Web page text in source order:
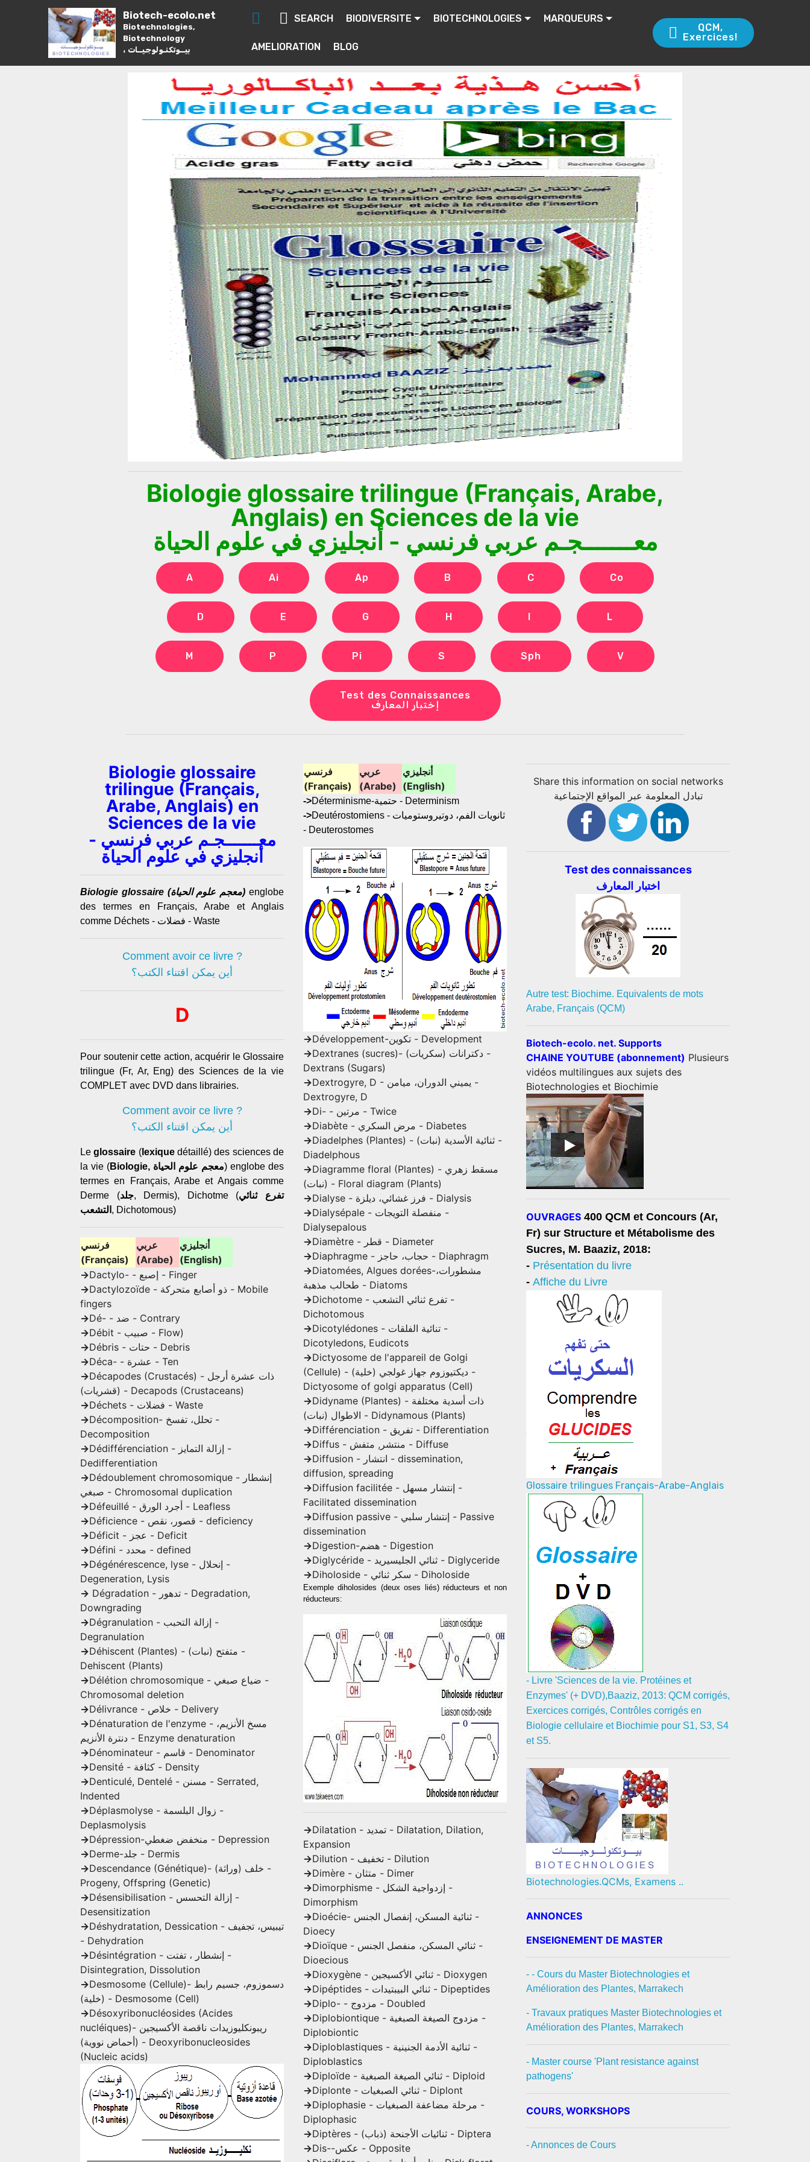
Biotech-ecolo.net
Biotechnologies,
Biotechnology
، بيــوتكنـولوجيــات
SEARCH BIODIVERSITE BIOTECHNOLOGIES MARQUEURS
AMELIORATION BLOG
QCM,
Exercices!
Biologie glossaire trilingue (Français, Arabe,
Anglais) en Sciences de la vie
معـــــــجـم عربي فرنسي - أنجليزي في علوم الحياة
A Ai Ap B C Co
D E G H L
M P Pi S Sph V
Test des Connaissances
إختبار المعارف
Biologie glossaire
trilingue (Français,
Arabe, Anglais) en
Sciences de la vie
معـــــــجـم عربي فرنسي -
أنجليزي في علوم الحياة
Biologie glossaire (معجم علوم الحياة) englobe
des termes en Français, Arabe et Anglais
comme Déchets - فضلات - Waste
Comment avoir ce livre ?
أين يمكن اقتناء الكتب؟
D
Pour soutenir cette action, acquérir le Glossaire
trilingue (Fr, Ar, Eng) des Sciences de la vie
COMPLET avec DVD dans librairies.
Comment avoir ce livre ?
أين يمكن اقتناء الكتب؟
Leglossaire (lexiquedétaillé) des sciences de
la vie (
Biologie, معجم علوم الحياة) englobe des
termes en Français, Arabe et Angais comme
Derme (جلد, Dermis), Dichotme (تفرع ثنائي
التشعب , Dichotomous)
فرنسي
(Français)
عربي
(Arabe)
أنجليزي
(English)
->
Dactylo- - إصبع - Finger
->Dactylozoïde - ذو أصابع متحركة - Mobile
fingers
->
Dé- - ضد - Contrary
->
Débit - صبيب - Flow)
->
Débris - حتات - Debris
->
Déca- - عشرة - Ten
->Décapodes (Crustacés) - ذات عشرة أرجل
(قشريات) - Decapods (Crustaceans)
->
Déchets - فضلات - Waste
->Décomposition- تحلل، تفسخ -
Decomposition
->Dédifférenciation - إزالة التمايز -
Dedifferentiation
->Dédoublement chromosomique - إنشطار
صبغي - Chromosomal duplication
->
Défeuillé - أجرد الورق - Leafless
->
Déficience - قصور، نقص - deficiency
->
Déficit - عجز - Deficit
->
Défini - محدد - defined
->Dégénérescence, lyse - إنحلال -
Degeneration, Lysis
-> Dégradation - تدهور - Degradation,
Downgrading
->Dégranulation - إزالة التحبب -
Degranulation
->Déhiscent (Plantes) - متفتح (نبات) -
Dehiscent (Plants)
->Délétion chromosomique - ضياع صبغي -
Chromosomal deletion
->
Délivrance - خلاص - Delivery
->Dénaturation de l'enzyme - مسخ الأنزيم،
دنترة الأنزيم - Enzyme denaturation
->
Dénominateur - قاسم - Denominator
->
Densité - كثافة - Density
->Denticulé, Dentelé - مسنن - Serrated,
Indented
->Déplasmolyse - زوال البلسمة -
Deplasmolysis
->
Dépression-منخفض ضغطي - Depression
->
Derme-جلد - Dermis
->Descendance (Génétique)- خلف (وراثة) -
Progeny, Offspring (Genetic)
->Désensibilisation - إزالة التحسس -
Desensitization
->Déshydratation, Dessication - تيبيس، تجفيف
- Dehydration
->Désintégration - إنشطار ، تفتت -
Disintegration, Dissolution
->Desmosome (Cellule)- دسموزوم، جسيم رابط
(خلية) - Desmosome (Cell)
->Désoxyribonucléosides (Acides
nucléiques)- ريبونكليوزيدات ناقصة الأكسيجين
(أحماض نووية) - Deoxyribonucleosides
(Nucleic acids)
فرنسي
(Français)
عربي
(Arabe)
أنجليزي
(English)
->
Déterminisme-حتمية - Determinism
->Deutérostomiens - ثانويات الفم، دوتيروستوميات
- Deuterostomes
->
Développement-تكوين - Development
->Dextranes (sucres)- دكترانات (سكريات) -
Dextrans (Sugars)
->Dextrogyre, D - يميني الدوران، ميامن -
Dextrogyre, D
->
Di- - مرتين - Twice
->
Diabète - مرض السكري - Diabetes
->Diadelphes (Plantes) - ثنائية الأسدية (نبات) -
Diadelphous
->Diagramme floral (Plantes) - مسقط زهري
(نبات) - Floral diagram (Plants)
->
Dialyse - فرز غشائي، ديلزة - Dialysis
->Dialysépale - منفصلة التويجات -
Dialysepalous
->
Diamètre - قطر - Diameter
->
Diaphragme - حجاب، حاجز - Diaphragm
->Diatomées, Algues dorées-مشطورات،
طحالب مذهبة - Diatoms
->Dichotome - تفرع ثنائي التشعب -
Dichotomous
->Dicotylédones - تنائية الفلقات -
Dicotyledons, Eudicots
->Dictyosome de l'appareil de Golgi
(Cellule) - ديكتيوزوم جهاز غولجي (خلية) -
Dictyosome of golgi apparatus (Cell)
->Didyname (Plantes) - ذات أسدية مختلفة
الاطوال (نبات) - Didynamous (Plants)
->
Différenciation - تفريق - Differentiation
->
Diffus - منتشر, متفش - Diffuse
->Diffusion - انتشار - dissemination,
diffusion, spreading
->Diffusion facilitée - إنتشار مسهل -
Facilitated dissemination
->Diffusion passive - إنتشار سلبي - Passive
dissemination
->
Digestion-هضم - Digestion
->
Diglycéride - ثنائي الجليسيريد - Diglyceride
->
Diholoside - سكر ثنائي - Diholoside
Exemple diholosides (deux oses liés) réducteurs et non
réducteurs:
->Dilatation - تمديد - Dilatation, Dilation,
Expansion
->
Dilution - تخفيف - Dilution
->
Dimère - متثان - Dimer
->Dimorphisme - إزدواجية الشكل -
Dimorphism
->Dioécie- ثنائية المسكن، إنفصال الجنس -
Dioecy
->Dioïque - ثنائي المسكن، منفصل الجنس -
Dioecious
->
Dioxygène - ثنائي الأكسيجين - Dioxygen
->
Dipéptides - ثنائي البيبتيدات - Dipeptides
->
Diplo- - مزدوج - Doubled
->Diplobiontique - مزدوج الصيغة الصبغية -
Diplobiontic
->Diploblastiques - ثنائية الأدمة الجنينية -
Diploblastics
->
Diploïde - ثنائي الصيغة الصبغية - Diploid
->
Diplonte - ثنائي الصبغيات - Diplont
->Diplophasie - مرحلة مضاعفة الصبغيات -
Diplophasic
->
Diptères - ثنائيات الأجنحة (ذباب) - Diptera
->
Dis--عكس - Opposite
Share this information on social networks
تبادل المعلومة عبر المواقع الإجتماعية
Test des connaissances
اختبار المعارف
Autre test: Biochime. Equivalents de mots
Arabe, Français (QCM)
Biotech-ecolo. net. Supports
CHAINE YOUTUBE (abonnement) Plusieurs
vidéos multilingues aux sujets des
Biotechnologies et Biochimie
OUVRAGES 400 QCM et Concours (Ar,
Fr) sur Structure et Métabolisme des
Sucres, M. Baaziz, 2018:
- Présentation du livre
- Affiche du Livre
Glossaire trilingues Français-Arabe-Anglais
- Livre 'Sciences de la vie. Protéines et
Enzymes' (+ DVD),Baaziz, 2013: QCM corrigés,
Exercices corrigés, Contrôles corrigés en
Biologie cellulaire et Biochimie pour S1, S3, S4
et S5.
Biotechnologies.QCMs, Examens ..
ANNONCES
ENSEIGNEMENT DE MASTER
- - Cours du Master Biotechnologies et
Amélioration des Plantes, Marrakech
- Travaux pratiques Master Biotechnologies et
Amélioration des Plantes, Marrakech
- Master course 'Plant resistance against
pathogens'
COURS, WORKSHOPS
- Annonces de Cours